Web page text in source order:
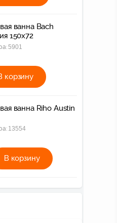
ванна Bach
150х72
5901
корзину
ванна Riho Austin
13554
В корзину